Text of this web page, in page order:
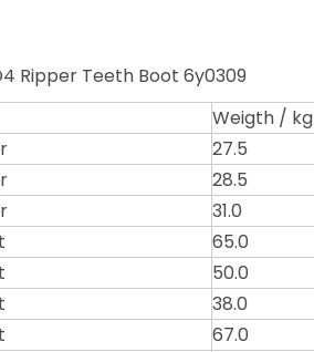
Ripper Teeth Boot 6y0309
Weigth / kg
27.5
28.5
31.0
65.0
50.0
38.0
67.0